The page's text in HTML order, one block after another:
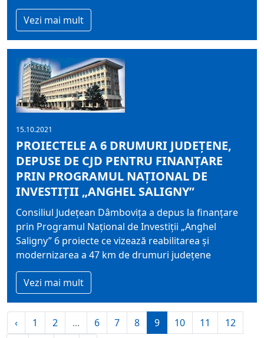
Vezi mai mult
15.10.2021
PROIECTELE A 6 DRUMURI JUDEȚENE,
DEPUSE DE CJD PENTRU FINANȚARE
PRIN PROGRAMUL NAȚIONAL DE
INVESTIȚII „ANGHEL SALIGNY”
Consiliul Județean Dâmbovița a depus la finanțare
prin Programul Național de Investiții „Anghel
Saligny” 6 proiecte ce vizează reabilitarea și
modernizarea a 47 km de drumuri județene
Vezi mai mult
‹ 1 2 ... 6 7 8 9 10 11
12